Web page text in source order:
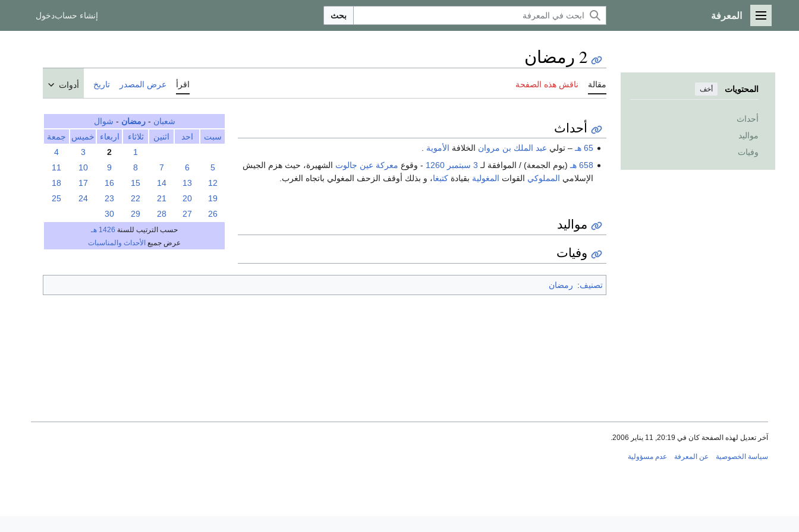
القائمة الرئيسية
المعرفة بحث إنشاء حسابدخول
المحتويات أخف
أحداث
مواليد
وفيات
2 رمضان
مقالة ناقش هذه الصفحة اقرأ عرض المصدر تاريخ أدوات
شعبان -رمضان - شوال
سبت
احد اثنين ثلاثاء اربعاء خميس
جمعة
1
2
3
4
5
6
7
8
9
10
11
12
13
14
15
16
17
18
19
20
21
22
23
24
25
26
27
28
29
30
حسب الترتيب للسنة 1426 هـ
عرض جميع الأحداث والمناسبات
أحداث
65 هـ – تولي عبد الملك بن مروان الخلافة الأموية .
658 هـ
(يوم الجمعة) / الموافقة لـ 3 سبتمبر 1260 - وقوع معركة عين جالوت الشهيرة، حيث هزم الجيش
الإسلامي المملوكي القوات المغولية بقيادةكتبغا، و بذلك أوقف الزحف المغولي باتجاه الغرب.
مواليد
وفيات
تصنيف: رمضان
آخر تعديل لهذه الصفحة كان في 20:19, 11 يناير 2006.
سياسة الخصوصية عن المعرفة عدم مسؤولية